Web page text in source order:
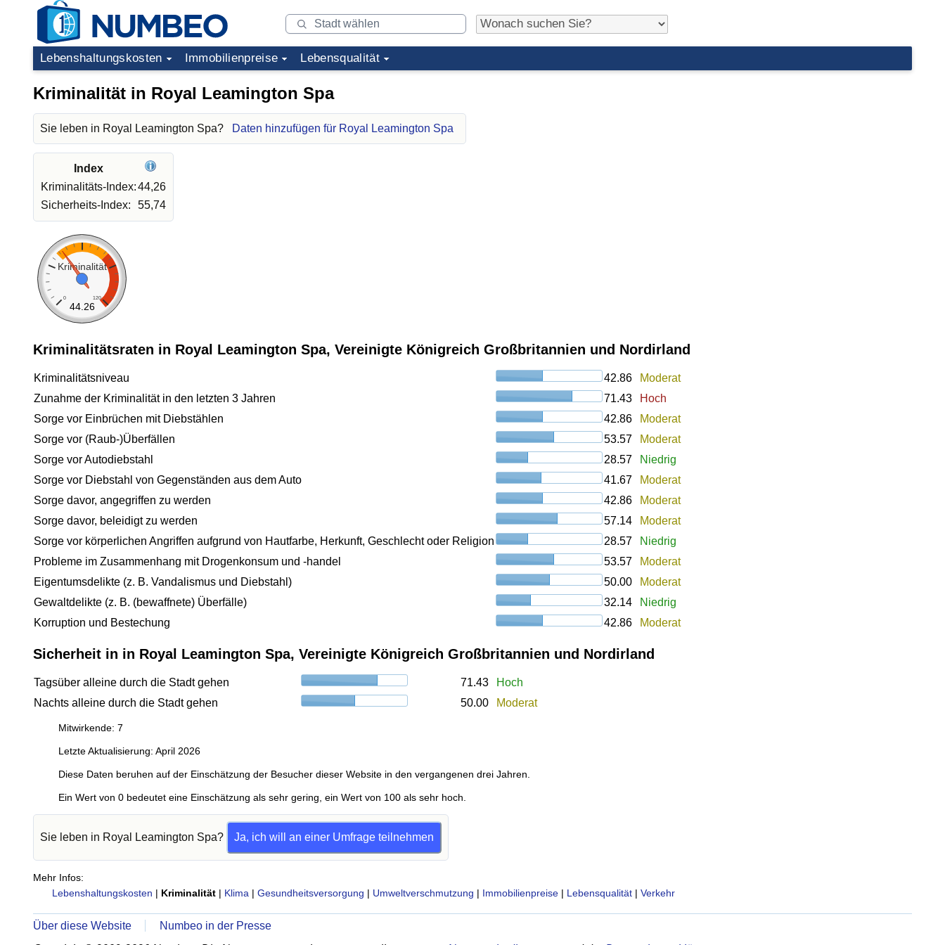
Lebenshaltungskosten Immobilienpreise Lebensqualität
Kriminalität in Royal Leamington Spa
Sie leben in Royal Leamington Spa? Daten hinzufügen für Royal Leamington Spa
Index
Kriminalitäts-Index:44,26
Sicherheits-Index:
55,74
Kriminalität
0 120
44.26
Kriminalitätsraten in Royal Leamington Spa, Vereinigte Königreich Großbritannien und Nordirland
Kriminalitätsniveau 42.86
Moderat
Zunahme der Kriminalität in den letzten 3 Jahren
71.43
Hoch
Sorge vor Einbrüchen mit Diebstählen
42.86
Moderat
Sorge vor (Raub-)Überfällen
53.57
Moderat
Sorge vor Autodiebstahl
28.57
Niedrig
Sorge vor Diebstahl von Gegenständen aus dem Auto
41.67
Moderat
Sorge davor, angegriffen zu werden
42.86
Moderat
Sorge davor, beleidigt zu werden
57.14
Moderat
Sorge vor körperlichen Angriffen aufgrund von Hautfarbe, Herkunft, Geschlecht oder Religion
28.57
Niedrig
Probleme im Zusammenhang mit Drogenkonsum und -handel
53.57
Moderat
Eigentumsdelikte (z. B. Vandalismus und Diebstahl)
50.00
Moderat
Gewaltdelikte (z. B. (bewaffnete) Überfälle)
32.14
Niedrig
Korruption und Bestechung
42.86 Moderat
Sicherheit in in Royal Leamington Spa, Vereinigte Königreich Großbritannien und Nordirland
Tagsüber alleine durch die Stadt gehen 71.43
Hoch
Nachts alleine durch die Stadt gehen
50.00 Moderat
Mitwirkende: 7
Letzte Aktualisierung: April 2026
Diese Daten beruhen auf der Einschätzung der Besucher dieser Website in den vergangenen drei Jahren.
Ein Wert von 0 bedeutet eine Einschätzung als sehr gering, ein Wert von 100 als sehr hoch.
Sie leben in Royal Leamington Spa? Ja, ich will an einer Umfrage teilnehmen
Mehr Infos:
Lebenshaltungskosten | Kriminalität | Klima | Gesundheitsversorgung | Umweltverschmutzung | Immobilienpreise | Lebensqualität | Verkehr
Über diese Website
Numbeo in der Presse